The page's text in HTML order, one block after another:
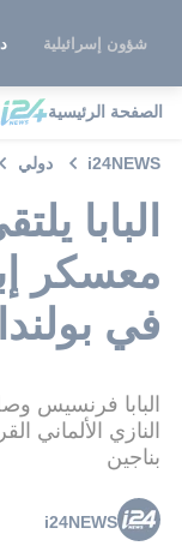
شؤون إسرائيلية
الصفحة الرئيسية
i24NEWS دولي
البابا
معسكر
في بولندا
البابا فرنسيس
النازي الألماني
بناجين
i24NEWS